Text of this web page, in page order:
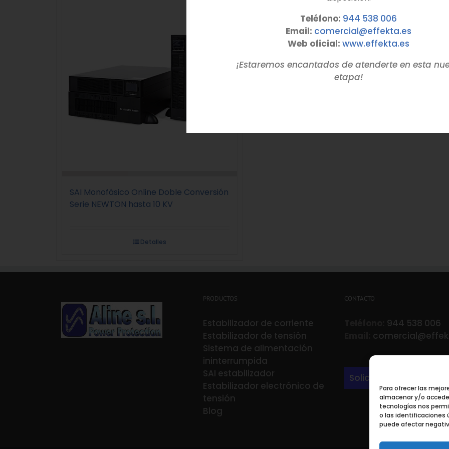
Para ofrecer las
almacenar y/o
tecnologías nos
o las identificaciones
puede afectar
SAI Monofásico Online Doble Conversión
Serie NEWTON hasta 10 KV
Detalles
PRODUCTOS
Estabilizador de corriente
Estabilizador de tensión
Sistema de alimentación
ininterrumpida
SAI estabilizador
Estabilizador electrónico de
tensión
Blog
CONTACTO
944 538 006
Solicita información
Teléfono: 944 538 006
Email: comercial@effekta.es
Web oficial: www.effekta.es
¡Estaremos encantados de atenderte en esta
etapa!